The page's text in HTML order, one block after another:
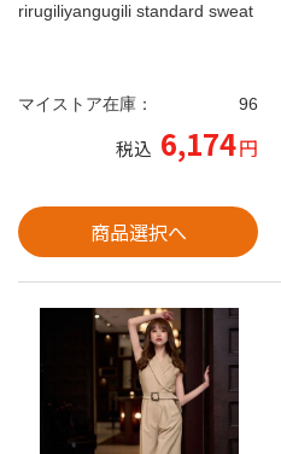
rirugiliyangugili standard sweat
マイストア在庫： 96
税込 6,174円
商品選択へ